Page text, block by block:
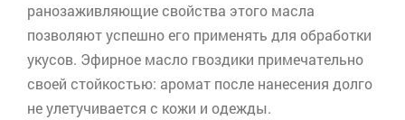
ранозаживляющие свойства этого масла
позволяют успешно его применять для обработки
укусов. Эфирное масло гвоздики примечательно
своей стойкостью: аромат после нанесения долго
не улетучивается с кожи и одежды.